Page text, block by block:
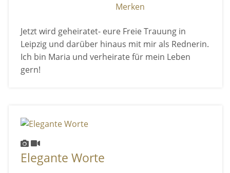
Merken
Jetzt wird geheiratet- eure Freie Trauung in
Leipzig und darüber hinaus mit mir als Rednerin.
Ich bin Maria und verheirate für mein Leben
gern!
Elegante Worte